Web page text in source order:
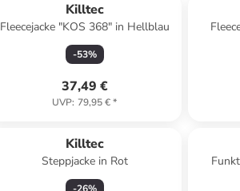
Killtec
Fleecejacke "KOS 368" in Hellblau
-53%
37,49 €
UVP: 79,95 €*
Killtec
Steppjacke in Rot